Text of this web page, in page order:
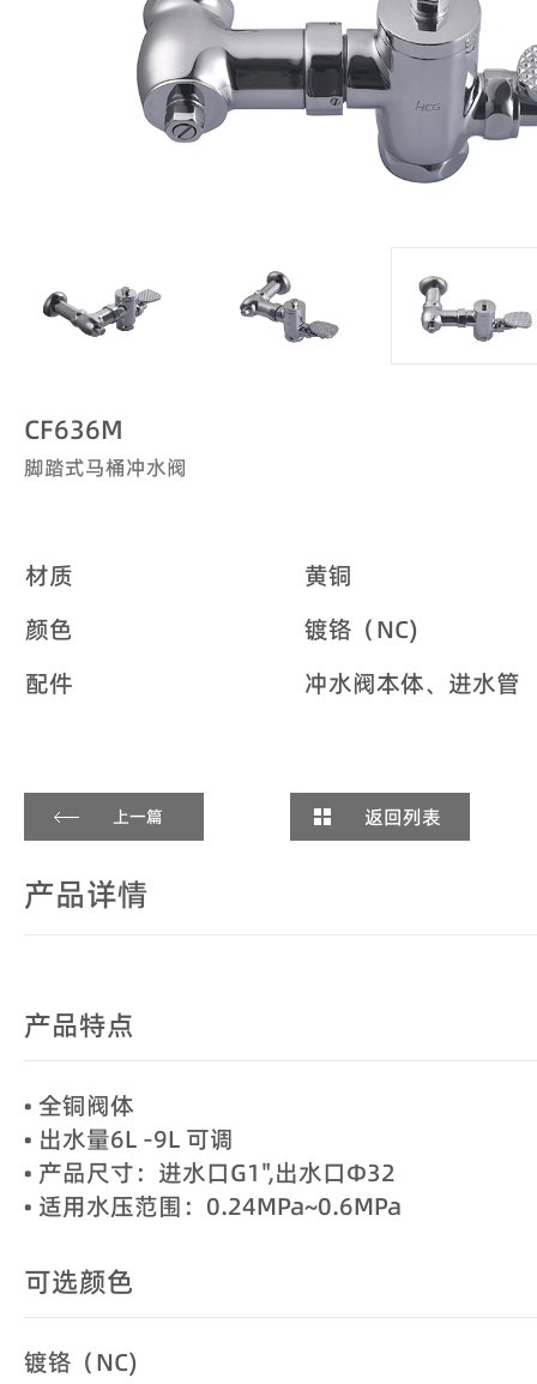
CF636M
脚踏式马桶冲水阀
材质
黄铜
颜色
镀铬（NC)
配件
冲水阀本体、进水管
上一篇 返回列表
产品详情
产品特点
• 全铜阀体
• 出水量6L -9L 可调
• 产品尺寸：进水口G1",出水口Φ32
• 适用水压范围：0.24MPa~0.6MPa
可选颜色
镀铬（NC)